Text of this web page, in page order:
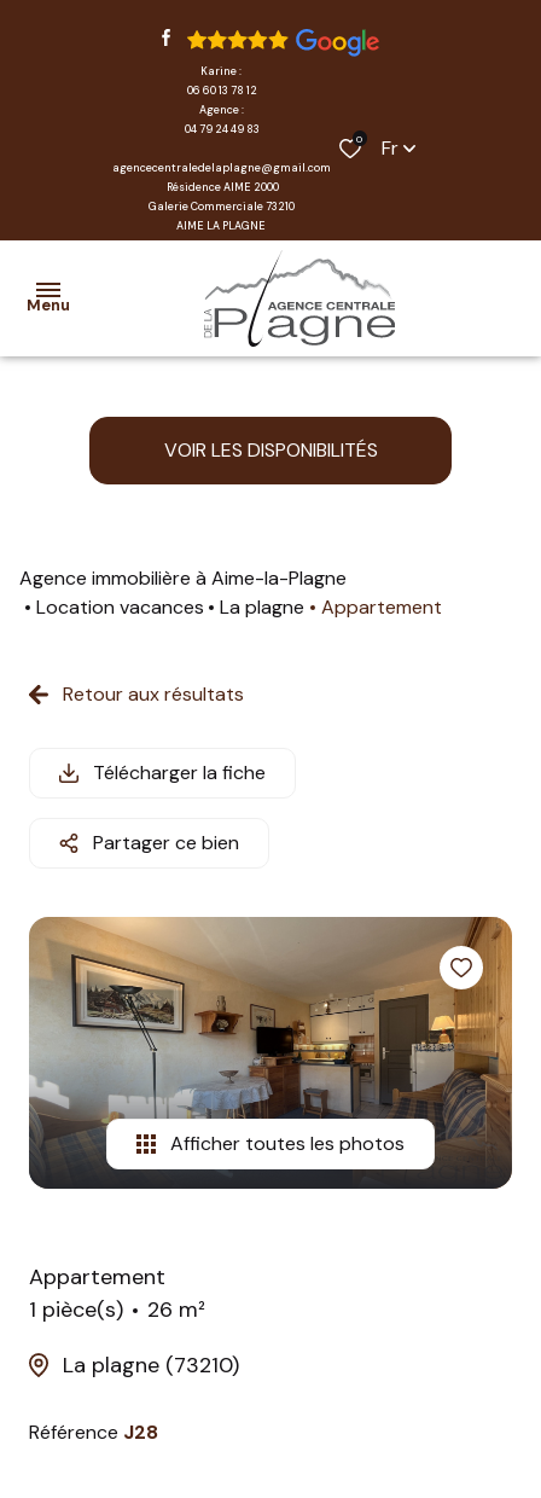
Karine :
06 60 13 78 12
Agence :
04 79 24 49 83
agencecentraledelaplagne@gmail.com
Résidence AIME 2000
Galerie Commerciale 73210
AIME LA PLAGNE
0 Fr
Menu
accueil
locations
estimation
nos
partenaires
contact
VOIR LES DISPONIBILITÉS
Agence immobilière à Aime-la-Plagne
Location vacances
La plagne Appartement
Retour aux résultats
Télécharger la fiche
Partager ce bien
Afficher toutes les photos
Appartement
1 pièce(s)
26 m²
La plagne (73210)
Référence J28